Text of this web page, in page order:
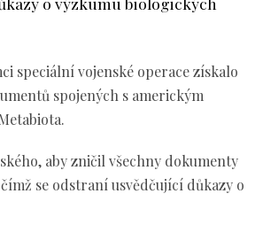
speciální vojenské operace získalo
spojených s americkým
aby zničil všechny dokumenty
se odstraní usvědčující důkazy o